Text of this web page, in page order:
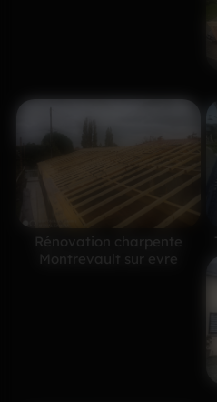
Rénovation charpente
Montrevault sur evre